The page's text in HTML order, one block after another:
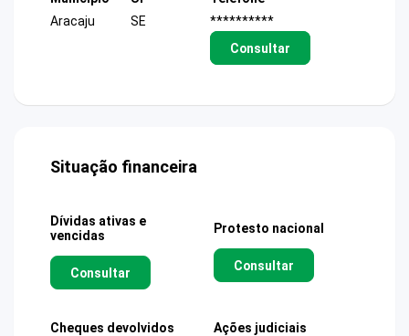
Aracaju
SE
**********
Consultar
Situação financeira
Dívidas ativas e
vencidas
Consultar
Protesto nacional
Consultar
Cheques devolvidos Ações judiciais